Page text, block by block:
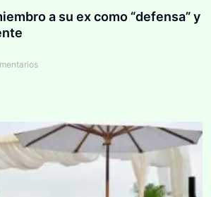
a su ex como “defensa” y